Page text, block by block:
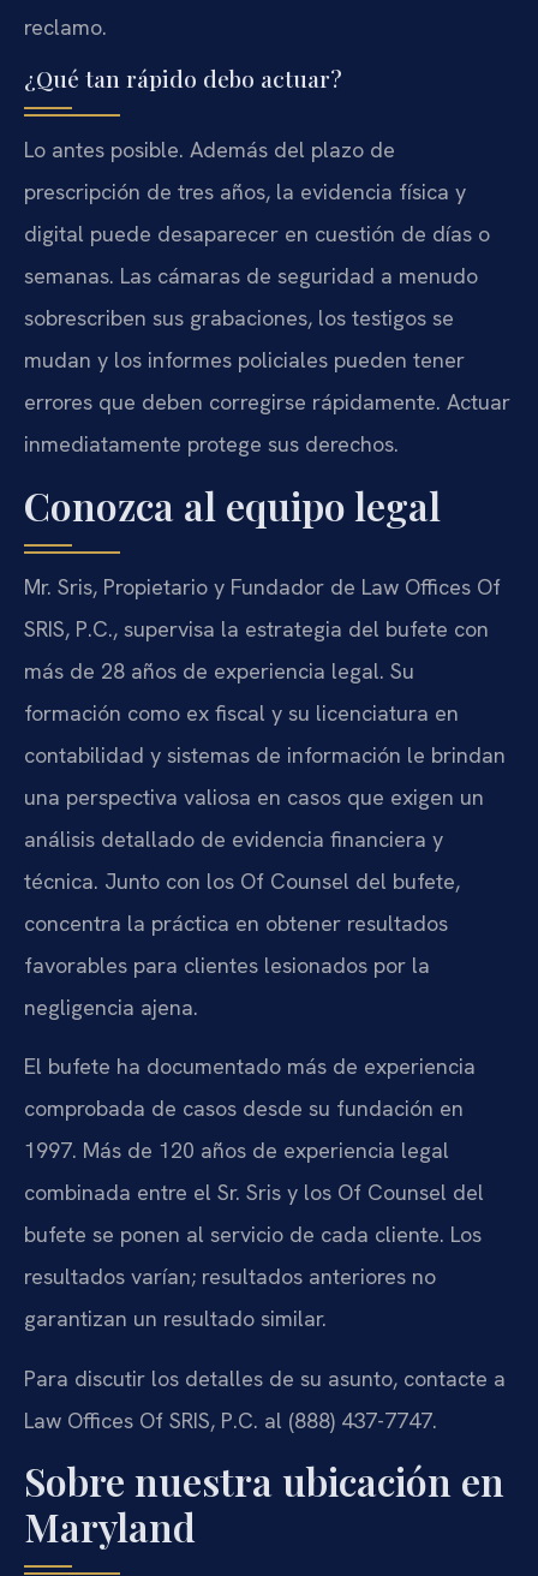
reclamo.
¿Qué tan rápido debo actuar?
Lo antes posible. Además del plazo de
prescripción de tres años, la evidencia física y
digital puede desaparecer en cuestión de días o
semanas. Las cámaras de seguridad a menudo
sobrescriben sus grabaciones, los testigos se
mudan y los informes policiales pueden tener
errores que deben corregirse rápidamente. Actuar
inmediatamente protege sus derechos.
Conozca al equipo legal
Mr. Sris, Propietario y Fundador de Law Offices Of
SRIS, P.C., supervisa la estrategia del bufete con
más de 28 años de experiencia legal. Su
formación como ex fiscal y su licenciatura en
contabilidad y sistemas de información le brindan
una perspectiva valiosa en casos que exigen un
análisis detallado de evidencia financiera y
técnica. Junto con los Of Counsel del bufete,
concentra la práctica en obtener resultados
favorables para clientes lesionados por la
negligencia ajena.
El bufete ha documentado más de experiencia
comprobada de casos desde su fundación en
1997. Más de 120 años de experiencia legal
combinada entre el Sr. Sris y los Of Counsel del
bufete se ponen al servicio de cada cliente. Los
resultados varían; resultados anteriores no
garantizan un resultado similar.
Para discutir los detalles de su asunto, contacte a
Law Offices Of SRIS, P.C. al (888) 437-7747.
Sobre nuestra ubicación en
Maryland